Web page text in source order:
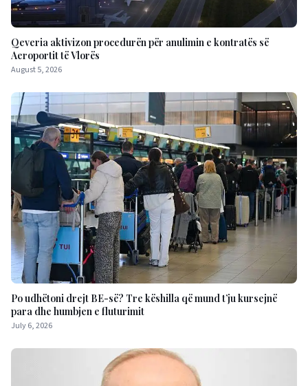
Qeveria aktivizon procedurën për anulimin e kontratës së
Aeroportit të Vlorës
August 5, 2026
Po udhëtoni drejt BE-së? Tre këshilla që mund t’ju kursejnë
para dhe humbjen e fluturimit
July 6, 2026